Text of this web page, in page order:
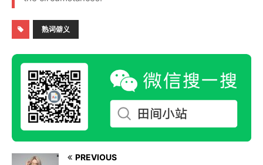
熟词僻义
PREVIOUS